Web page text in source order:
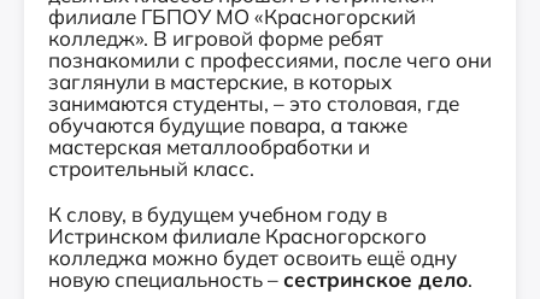
филиале ГБПОУ МО «Красногорский
колледж». В игровой форме ребят
познакомили с профессиями, после чего они
заглянули в мастерские, в которых
занимаются студенты, – это столовая, где
обучаются будущие повара, а также
мастерская металлообработки и
строительный класс.
К слову, в будущем учебном году в
Истринском филиале Красногорского
колледжа можно будет освоить ещё одну
новую специальность –сестринское дело.